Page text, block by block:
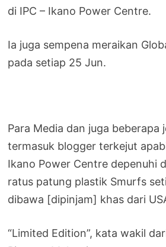
di IPC – Ikano Power Centre.
Ia juga sempena meraikan
pada setiap 25 Jun.
Para Media dan juga beberapa
termasuk blogger terkejut
Ikano Power Centre depenuhi
ratus patung plastik Smurfs
dibawa [dipinjam] khas dari
“Limited Edition”, kata wakil